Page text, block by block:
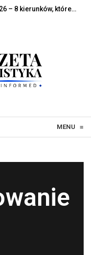
8 kierunków, które…
MENU ≡